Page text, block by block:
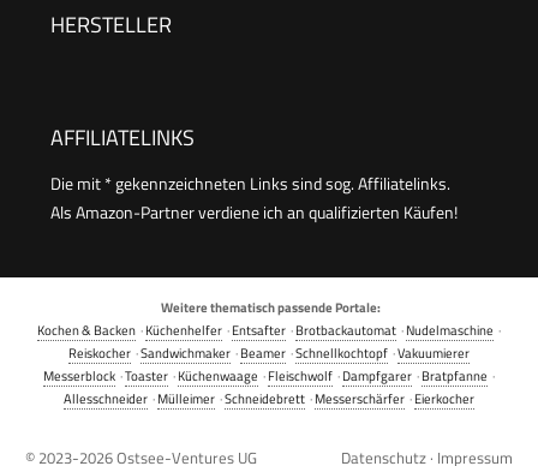
schwarz/Edelstal, WA 2103
HERSTELLER
AFFILIATELINKS
Die mit * gekennzeichneten Links sind sog. Affiliatelinks.
Als Amazon-Partner verdiene ich an qualifizierten Käufen!
Weitere thematisch passende Portale:
Kochen & Backen ·Küchenhelfer ·Entsafter ·Brotbackautomat ·Nudelmaschine ·
Reiskocher ·Sandwichmaker ·Beamer ·Schnellkochtopf ·Vakuumierer
Messerblock ·Toaster ·Küchenwaage ·Fleischwolf ·Dampfgarer ·Bratpfanne ·
Allesschneider ·Mülleimer ·Schneidebrett ·Messerschärfer ·Eierkocher
© 2023-2026Ostsee-Ventures UG Datenschutz · Impressum